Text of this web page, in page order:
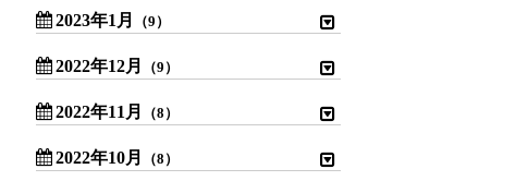
2023年1月 （9）
2022年12月 （9）
2022年11月 （8）
2022年10月 （8）